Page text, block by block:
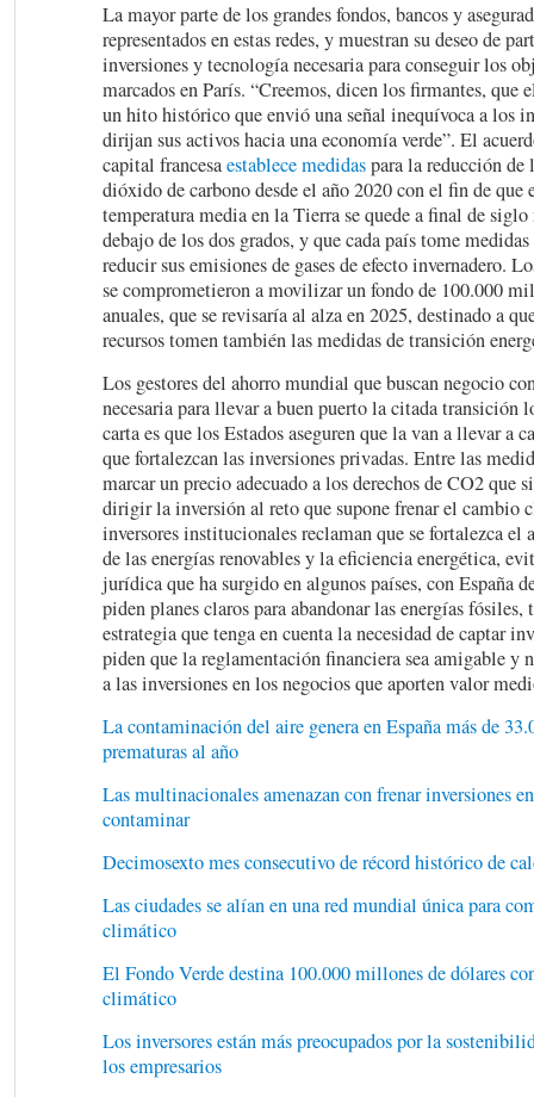
La mayor parte de los grandes fondos, bancos y
representados en estas redes, y muestran su deseo de
inversiones y tecnología necesaria para conseguir los
marcados en París. “Creemos, dicen los firmantes, que
un hito histórico que envió una señal inequívoca a los
dirijan sus activos hacia una economía verde”. El
capital francesaestablece medidaspara la reducción de
dióxido de carbono desde el año 2020 con el fin de que
temperatura media en la Tierra se quede a final de
debajo de los dos grados, y que cada país tome
reducir sus emisiones de gases de efecto invernadero.
se comprometieron a movilizar un fondo de 100.000
anuales, que se revisaría al alza en 2025, destinado a
recursos tomen también las medidas de transición
Los gestores del ahorro mundial que buscan negocio
necesaria para llevar a buen puerto la citada transición
carta es que los Estados aseguren que la van a llevar a
que fortalezcan las inversiones privadas. Entre las
marcar un precio adecuado a los derechos de CO2 que
dirigir la inversión al reto que supone frenar el cambio
inversores institucionales reclaman que se fortalezca el
de las energías renovables y la eficiencia energética,
jurídica que ha surgido en algunos países, con España
piden planes claros para abandonar las energías fósiles,
estrategia que tenga en cuenta la necesidad de captar
piden que la reglamentación financiera sea amigable y
a las inversiones en los negocios que aporten valor
La contaminación del aire genera en España más de
prematuras al año
Las multinacionales amenazan con frenar inversiones
contaminar
Decimosexto mes consecutivo de récord histórico de
Las ciudades se alían en una red mundial única para
climático
El Fondo Verde destina 100.000 millones de dólares
climático
Los inversores están más preocupados por la
los empresarios